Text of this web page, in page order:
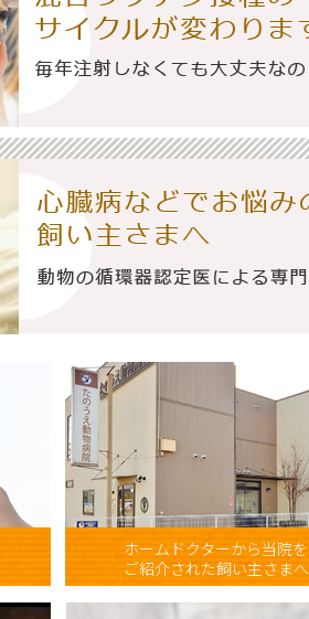
ホームドクターから当院を
ご紹介された飼い主さまへ